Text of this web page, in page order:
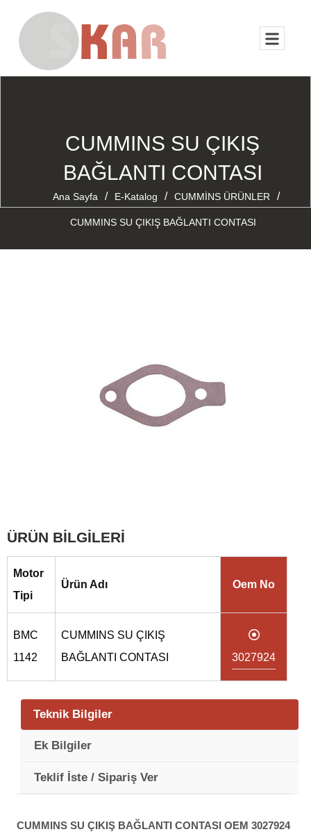
CUMMINS SU ÇIKIŞ
BAĞLANTI CONTASI
Ana Sayfa / E-Katalog / CUMMİNS ÜRÜNLER /
CUMMINS SU ÇIKIŞ BAĞLANTI CONTASI
ÜRÜN BİLGİLERİ
Motor
Tipi
Ürün Adı Oem No
BMC
1142
CUMMINS SU ÇIKIŞ
BAĞLANTI CONTASI
3027924
Teknik Bilgiler
Ek Bilgiler
Teklif İste / Sipariş Ver
CUMMINS SU ÇIKIŞ BAĞLANTI CONTASI OEM 3027924